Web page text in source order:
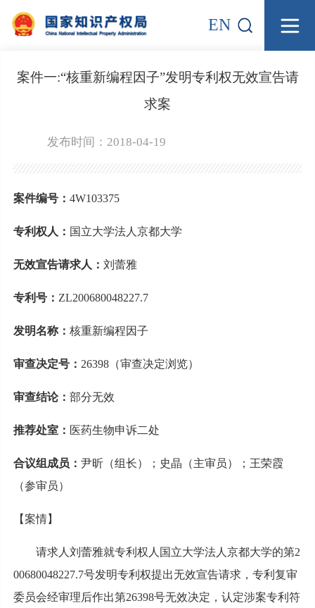
EN
案件一:“核重新编程因子”发明专利权无效宣告请
求案
发布时间：2018-04-19
案件编号： 4W103375
专利权人： 国立大学法人京都大学
无效宣告请求人： 刘蕾雅
专利号： ZL200680048227.7
发明名称： 核重新编程因子
审查决定号： 26398（审查决定浏览）
审查结论： 部分无效
推荐处室： 医药生物申诉二处
合议组成员： 尹昕（组长）；史晶（主审员）；王荣霞
（参审员）
【案情】
请求人刘蕾雅就专利权人国立大学法人京都大学的第2
00680048227.7号发明专利权提出无效宣告请求，专利复审
委员会经审理后作出第26398号无效决定，认定涉案专利符